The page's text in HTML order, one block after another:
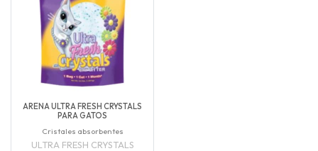
ARENA ULTRA FRESH CRYSTALS
PARA GATOS
Cristales absorbentes
ULTRA FRESH CRYSTALS